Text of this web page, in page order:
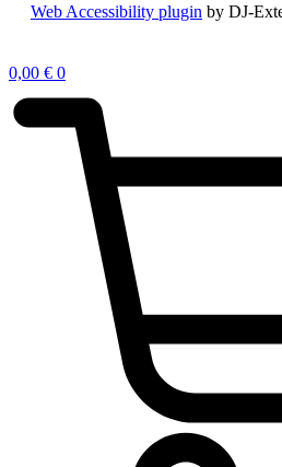
Web Accessibility plugin by DJ-
Inhalt
0,00 € 0